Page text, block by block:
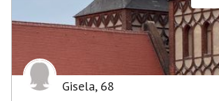
Gisela, 68